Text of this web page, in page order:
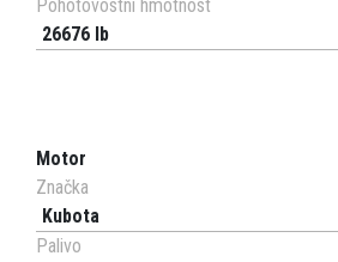
Pohotovostní hmotnost
26676 lb
Motor
Značka
Kubota
Palivo